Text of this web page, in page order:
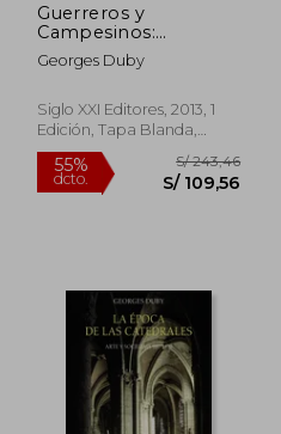
Guerreros y
Campesinos:
Desarrollo Inicial de la
Economia Europea ,
Georges Duby
Siglo XXI Editores, 2013, 1
Edición, Tapa Blanda,
Nuevo